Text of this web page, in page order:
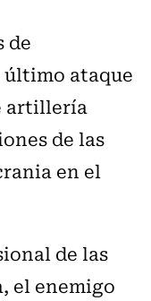
de
ataque
artillería
de las
en el
de las
el enemigo